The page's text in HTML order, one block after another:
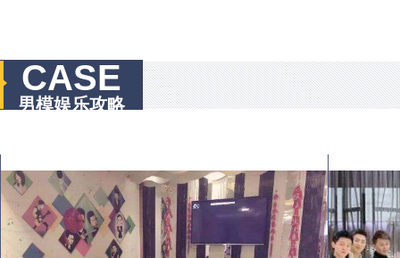
CASE
男模娱乐攻略